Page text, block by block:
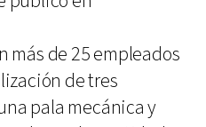
más de 25 empleados
de tres
pala mecánica y